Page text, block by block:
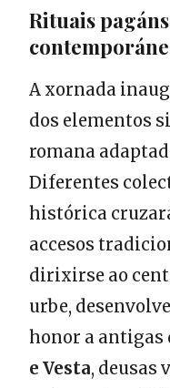
Rituais
A xornada
dos elementos
romana
Diferentes
histórica
accesos
dirixirse ao
urbe,
honor a antigas
e Vesta, deusas